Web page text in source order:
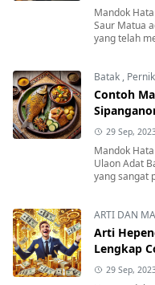
Mandok
Saur Matua
yang telah
Batak ,
Contoh
29 Sep,
Mandok
Ulaon Adat
yang sangat
ARTI DAN
Arti
Lengkap
29 Sep,